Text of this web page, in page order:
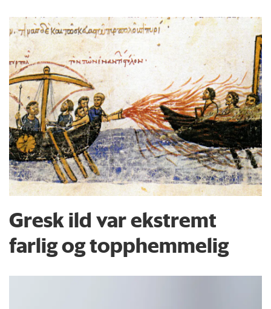
Gresk ild var ekstremt
farlig og topphemmelig